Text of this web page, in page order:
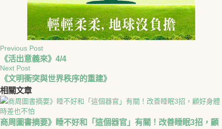
Previous Post
《活出意義來》4/4
Next Post
《文明衝突與世界秩序的重建》
相關文章
商周圖書摘要》睡不好和「這個器官」有關！改善睡眠3招，顧